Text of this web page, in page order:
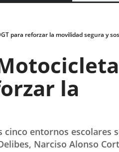
para reforzar la movilidad segura y
la
entornos escolares
Narciso Alonso